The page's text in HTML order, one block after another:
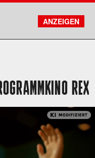
FILMSUCHE
KONTO
REX
ANZEIGEN